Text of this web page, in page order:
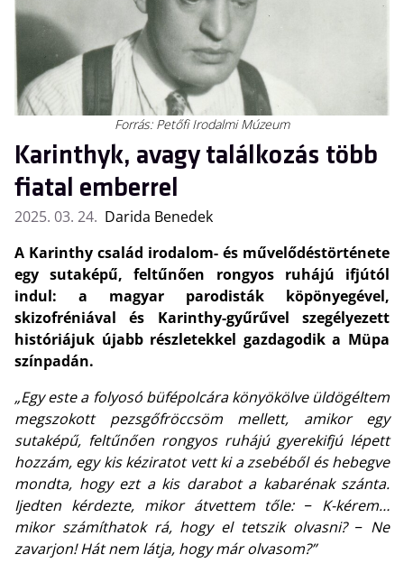
Forrás: Petőfi Irodalmi Múzeum
Karinthyk, avagy találkozás több
fiatal emberrel
2025. 03. 24. Darida Benedek
A Karinthy család irodalom- és művelődéstörténete
egy sutaképű, feltűnően rongyos ruhájú ifjútól
indul: a magyar parodisták köpönyegével,
skizofréniával és Karinthy-gyűrűvel szegélyezett
históriájuk újabb részletekkel gazdagodik a Müpa
színpadán.
„Egy este a folyosó büfépolcára könyökölve üldögéltem
megszokott pezsgőfröccsöm mellett, amikor egy
sutaképű, feltűnően rongyos ruhájú gyerekifjú lépett
hozzám, egy kis kéziratot vett ki a zsebéből és hebegve
mondta, hogy ezt a kis darabot a kabarénak szánta.
Ijedten kérdezte, mikor átvettem tőle: ‒ K-kérem…
mikor számíthatok rá, hogy el tetszik olvasni? ‒ Ne
zavarjon! Hát nem látja, hogy már olvasom?”